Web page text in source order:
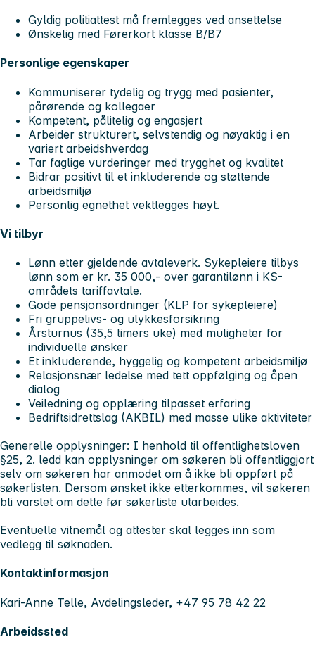
Gyldig politiattest må fremlegges ved ansettelse
Ønskelig med Førerkort klasse B/B7
Personlige egenskaper
Kommuniserer tydelig og trygg med pasienter,
pårørende og kollegaer
Kompetent, pålitelig og engasjert
Arbeider strukturert, selvstendig og nøyaktig i en
variert arbeidshverdag
Tar faglige vurderinger med trygghet og kvalitet
Bidrar positivt til et inkluderende og støttende
arbeidsmiljø
Personlig egnethet vektlegges høyt.
Vi tilbyr
Lønn etter gjeldende avtaleverk. Sykepleiere tilbys
lønn som er kr. 35 000,- over garantilønn i KS-
områdets tariffavtale.
Gode pensjonsordninger (KLP for sykepleiere)
Fri gruppelivs- og ulykkesforsikring
Årsturnus (35,5 timers uke) med muligheter for
individuelle ønsker
Et inkluderende, hyggelig og kompetent arbeidsmiljø
Relasjonsnær ledelse med tett oppfølging og åpen
dialog
Veiledning og opplæring tilpasset erfaring
Bedriftsidrettslag (AKBIL) med masse ulike aktiviteter
Generelle opplysninger: I henhold til offentlighetsloven
§25, 2. ledd kan opplysninger om søkeren bli offentliggjort
selv om søkeren har anmodet om å ikke bli oppført på
søkerlisten. Dersom ønsket ikke etterkommes, vil søkeren
bli varslet om dette før søkerliste utarbeides.
Eventuelle vitnemål og attester skal legges inn som
vedlegg til søknaden.
Kontaktinformasjon
Kari-Anne Telle, Avdelingsleder, +47 95 78 42 22
Arbeidssted